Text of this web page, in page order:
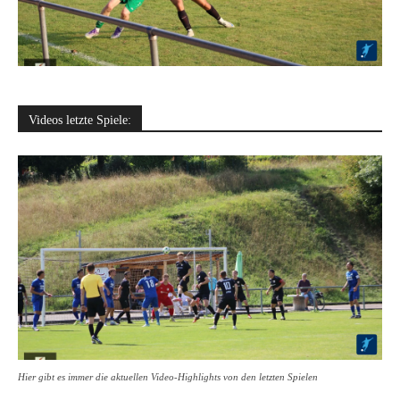
Videos letzte Spiele:
Hier gibt es immer die aktuellen Video-Highlights von den letzten Spielen